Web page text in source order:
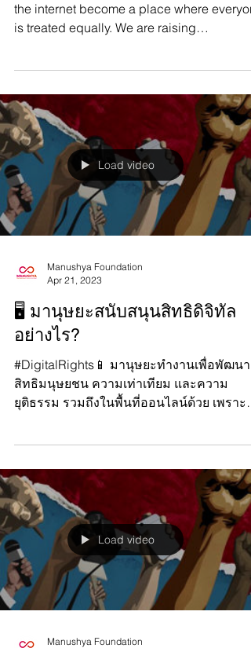
the internet become a place where
is treated equally. We are raising
Load video
Manushya Foundation
Apr 21, 2023
🖥 มานุษยะสนับสนุนสิทธิดิจิทัล
อย่างไร?
#DigitalRights📱 มานุษยะทำงานเพื่อพัฒนา
สิทธิมนุษยชน ความเท่าเทียม และความ
ยุติธรรม รวมถึงในพื้นที่ออนไลน์ด้วย เพราะ
Load video
Manushya Foundation